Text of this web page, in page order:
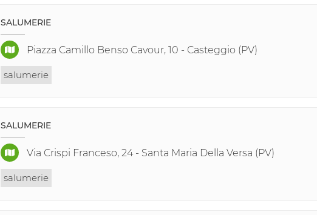
SALUMERIE
Piazza Camillo Benso Cavour, 10 - Casteggio (PV)
salumerie
SALUMERIE
Via Crispi Franceso, 24 - Santa Maria Della Versa (PV)
salumerie